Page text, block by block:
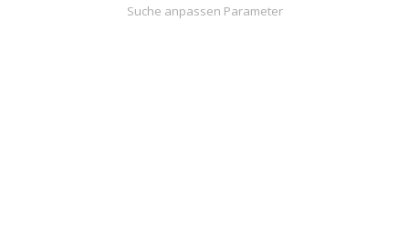
Suche anpassen Parameter